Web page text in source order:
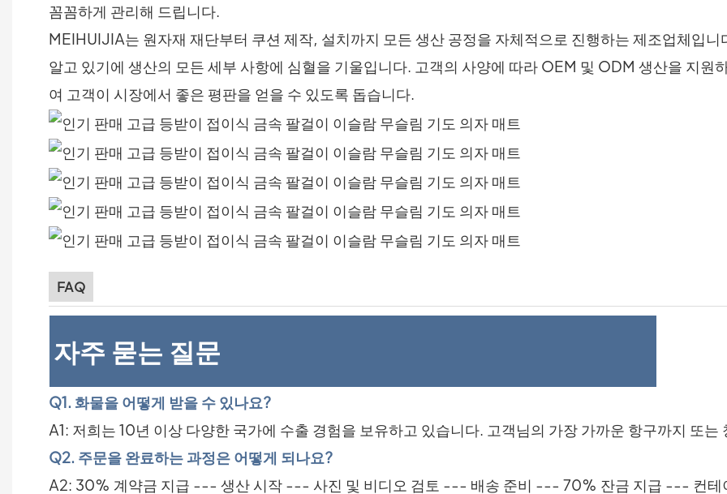
꼼꼼하게 관리해 드립니다.
MEIHUIJIA는 원자재 재단부터 쿠션 제작, 설치까지 모든 생산 공정을 자체적으로 진행하는 제조업체입
알고 있기에 생산의 모든 세부 사항에 심혈을 기울입니다. 고객의 사양에 따라 OEM 및 ODM 생산을 지원
여 고객이 시장에서 좋은 평판을 얻을 수 있도록 돕습니다.
FAQ
자주 묻는 질문
Q1. 화물을 어떻게 받을 수 있나요?
A1: 저희는 10년 이상 다양한 국가에 수출 경험을 보유하고 있습니다. 고객님의 가장 가까운 항구까지 또
Q2. 주문을 완료하는 과정은 어떻게 되나요?
A2: 30% 계약금 지급 --- 생산 시작 --- 사진 및 비디오 검토 --- 배송 준비 --- 70% 잔금 지급 --- 컨테